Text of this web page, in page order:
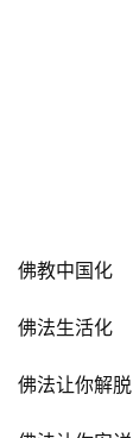
佛教中国化
佛法生活化
佛法让你解脱